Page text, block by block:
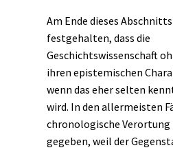
Am Ende dieses
festgehalten, dass die
Geschichtswissenschaft
ihren epistemischen
wenn das eher selten
wird. In den allermeisten
chronologische
gegeben, weil der